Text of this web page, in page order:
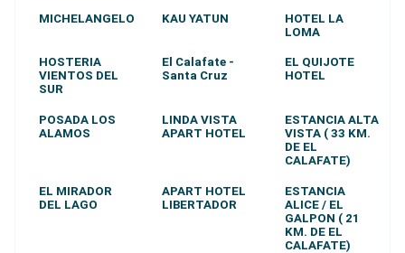
MICHELANGELO KAU YATUN
HOTEL LA
LOMA
HOSTERIA
VIENTOS DEL
SUR
El Calafate -
Santa Cruz
EL QUIJOTE
HOTEL
POSADA LOS
ALAMOS
LINDA VISTA
APART HOTEL
ESTANCIA ALTA
VISTA ( 33 KM.
DE EL
CALAFATE)
EL MIRADOR
DEL LAGO
APART HOTEL
LIBERTADOR
ESTANCIA
ALICE / EL
GALPON ( 21
KM. DE EL
CALAFATE)